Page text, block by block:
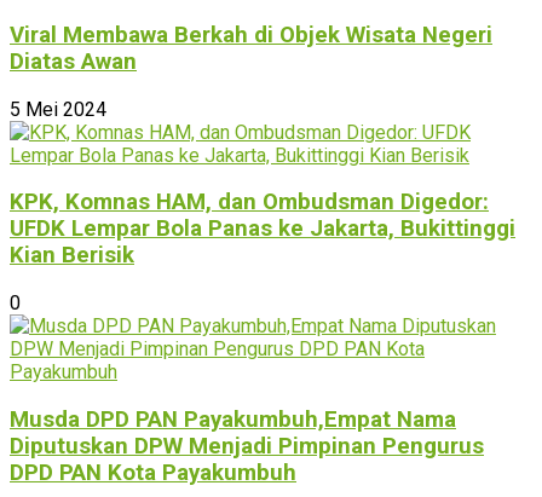
Viral Membawa Berkah di Objek Wisata Negeri
Diatas Awan
5 Mei 2024
KPK, Komnas HAM, dan Ombudsman Digedor:
UFDK Lempar Bola Panas ke Jakarta, Bukittinggi
Kian Berisik
0
Musda DPD PAN Payakumbuh,Empat Nama
Diputuskan DPW Menjadi Pimpinan Pengurus
DPD PAN Kota Payakumbuh